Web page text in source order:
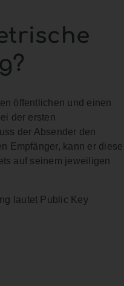
öffentlichen und einen
der ersten
der Absender den
Empfänger, kann er diese
auf seinem jeweiligen
lautet Public Key